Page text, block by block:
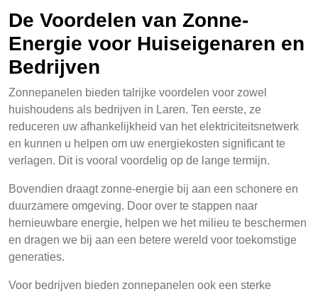
De Voordelen van Zonne-
Energie voor Huiseigenaren en
Bedrijven
Zonnepanelen bieden talrijke voordelen voor zowel
huishoudens als bedrijven in Laren. Ten eerste, ze
reduceren uw afhankelijkheid van het elektriciteitsnetwerk
en kunnen u helpen om uw energiekosten significant te
verlagen. Dit is vooral voordelig op de lange termijn.
Bovendien draagt zonne-energie bij aan een schonere en
duurzamere omgeving. Door over te stappen naar
hernieuwbare energie, helpen we het milieu te beschermen
en dragen we bij aan een betere wereld voor toekomstige
generaties.
Voor bedrijven bieden zonnepanelen ook een sterke